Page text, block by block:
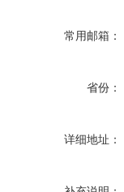
常用邮箱：
省份：
详细地址：